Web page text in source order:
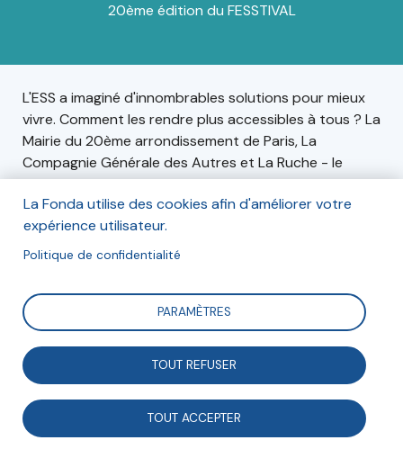
20ème édition du FESSTIVAL
L'ESS a imaginé d'innombrables solutions pour mieux
vivre. Comment les rendre plus accessibles à tous ? La
Mairie du 20ème arrondissement de Paris, La
Compagnie Générale des Autres et La Ruche - le
TransfOrmateur organisent le 20e FESSTIVAL. Cette
démarche locale, soutenue par la Mairie de Paris, vise
à rendre l'ESS et ses solutions accessibles auprès du
grand public et des populations fragilisées.
Informations
Le 10 juin 2023,
Au Transformateur, 4 rue du Guignier, 75020 Paris.
La Fonda utilise des cookies afin d'améliorer votre
expérience utilisateur.
Politique de confidentialité
PARAMÈTRES
TOUT REFUSER
TOUT ACCEPTER